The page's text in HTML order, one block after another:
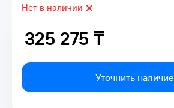
Нет в наличии
325 275 ₸
325 275 ₸
Уточнить наличие